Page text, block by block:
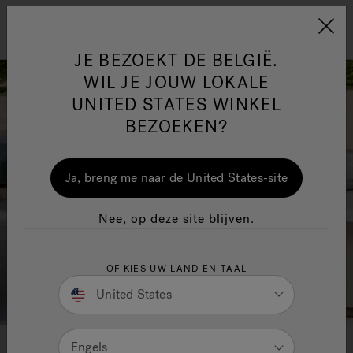
Jacuzzi&reg; EMEA
Jacuzzi® Sensational
Wellness™
One Page
JE BEZOEKT DE BELGIË.
WIL JE JOUW LOKALE
UNITED STATES WINKEL
BEZOEKEN?
Ja, breng me naar de United States-site
Nee, op deze site blijven.
OF KIES UW LAND EN TAAL
United States
Engels